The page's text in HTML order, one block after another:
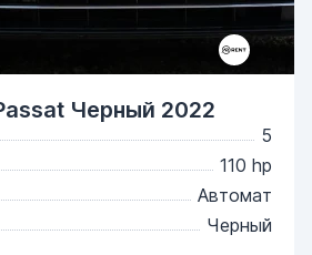
Черный 2022
5
110 hp
Автомат
Черный